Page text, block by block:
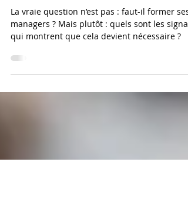
Faut-il former tous ses
managers ? 5 signaux qui
montrent que oui
La vraie question n’est pas : faut-il former ses
managers ? Mais plutôt : quels sont les